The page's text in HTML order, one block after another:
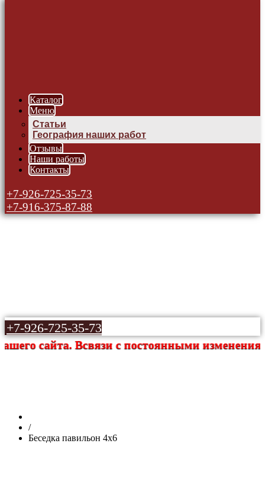
Каталог
Меню
Статьи
География наших работ
Отзывы
Наши работы
Контакты
+7-926-725-35-73
+7-916-375-87-88
+7-926-725-35-73
Всвязи с постоянными изменениями цен
/
Беседка павильон 4х6